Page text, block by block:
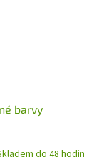
barvy
do 48 hodin